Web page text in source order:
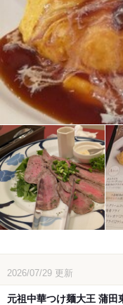
2026/07/29 更新
元祖中華つけ麺大王 蒲田